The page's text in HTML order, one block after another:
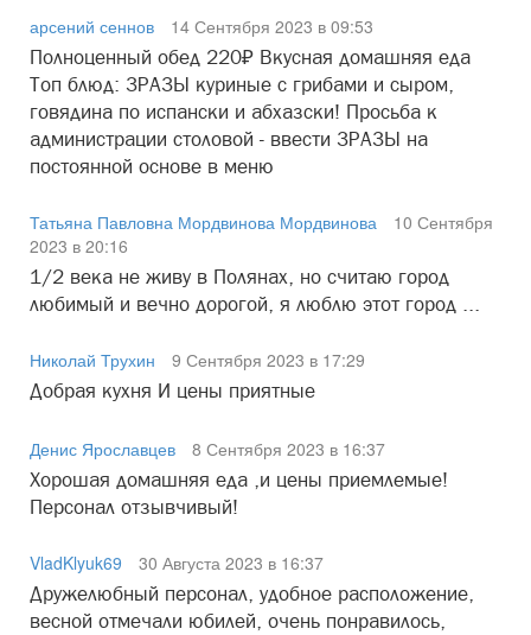
арсений сеннов
14 Сентября 2023 в 09:53
Полноценный обед 220₽ Вкусная домашняя еда
Топ блюд: ЗРАЗЫ куриные с грибами и сыром,
говядина по испански и абхазски! Просьба к
администрации столовой - ввести ЗРАЗЫ на
постоянной основе в меню
Татьяна Павловна Мордвинова Мордвинова
10 Сентября
2023 в 20:16
1/2 века не живу в Полянах, но считаю город
любимый и вечно дорогой, я люблю этот город ...
Николай Трухин
9 Сентября 2023 в 17:29
Добрая кухня И цены приятные
Денис Ярославцев
8 Сентября 2023 в 16:37
Хорошая домашняя еда ,и цены приемлемые!
Персонал отзывчивый!
VladKlyuk69
30 Августа 2023 в 16:37
Дружелюбный персонал, удобное расположение,
весной отмечали юбилей, очень понравилось,